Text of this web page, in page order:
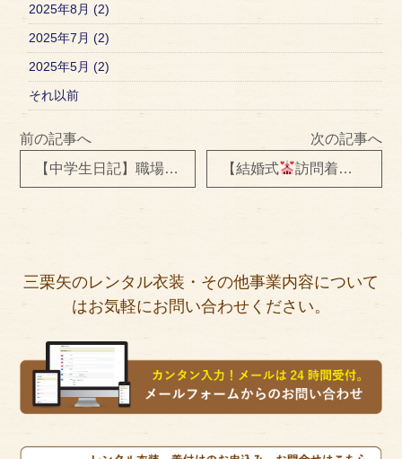
2025年8月 (2)
2025年7月 (2)
2025年5月 (2)
それ以前
前の記事へ
【中学生日記】職場体験 その１
次の記事へ
【結婚式
訪問着】出張着付け＆ヘアセット
三栗矢のレンタル衣装・その他事業内容について
はお気軽にお問い合わせください。